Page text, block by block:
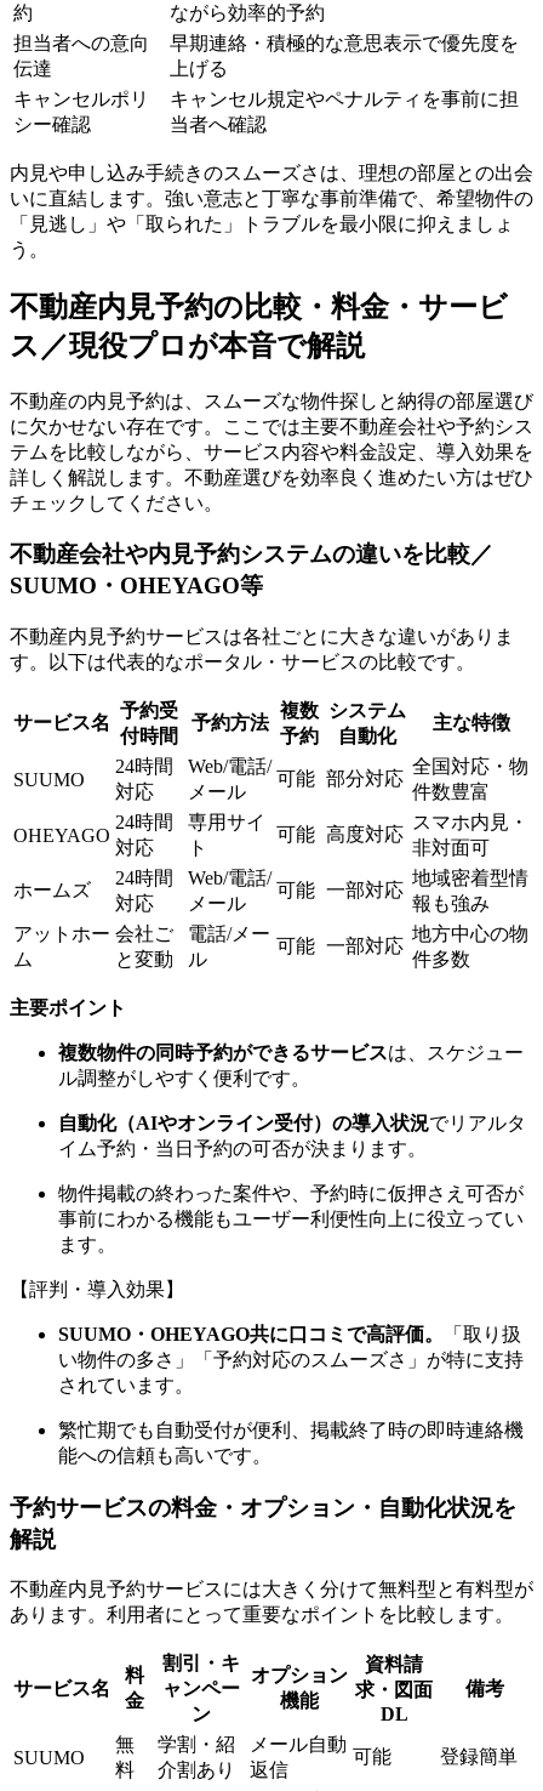
約
ながら効率的予約
担当者への意向
伝達
早期連絡・積極的な意思表示で優先度を
上げる
キャンセルポリ
シー確認
キャンセル規定やペナルティを事前に担
当者へ確認
内見や申し込み手続きのスムーズさは、理想の部屋との出会
いに直結します。強い意志と丁寧な事前準備で、希望物件の
「見逃し」や「取られた」トラブルを最小限に抑えましょ
う。
不動産内見予約の比較・料金・サービ
ス／現役プロが本音で解説
不動産の内見予約は、スムーズな物件探しと納得の部屋選び
に欠かせない存在です。ここでは主要不動産会社や予約シス
テムを比較しながら、サービス内容や料金設定、導入効果を
詳しく解説します。不動産選びを効率良く進めたい方はぜひ
チェックしてください。
不動産会社や内見予約システムの違いを比較／
SUUMO・OHEYAGO等
不動産内見予約サービスは各社ごとに大きな違いがありま
す。以下は代表的なポータル・サービスの比較です。
サービス名
予約受
付時間
予約方法
複数
予約
システム
自動化
主な特徴
SUUMO
24時間
対応
Web/電話/
メール
可能 部分対応
全国対応・物
件数豊富
OHEYAGO
24時間
対応
専用サイ
ト
可能 高度対応
スマホ内見・
非対面可
ホームズ
24時間
対応
Web/電話/
メール
可能 一部対応
地域密着型情
報も強み
アットホー
ム
会社ご
と変動
電話/メー
ル
可能 一部対応
地方中心の物
件多数
主要ポイント
複数物件の同時予約ができるサービスは、スケジュー
ル調整がしやすく便利です。
自動化（AIやオンライン受付）の導入状況でリアルタ
イム予約・当日予約の可否が決まります。
物件掲載の終わった案件や、予約時に仮押さえ可否が
事前にわかる機能もユーザー利便性向上に役立ってい
ます。
【評判・導入効果】
SUUMO・OHEYAGO共に口コミで高評価。
「取り扱
い物件の多さ」「予約対応のスムーズさ」が特に支持
されています。
繁忙期でも自動受付が便利、掲載終了時の即時連絡機
能への信頼も高いです。
予約サービスの料金・オプション・自動化状況を
解説
不動産内見予約サービスには大きく分けて無料型と有料型が
あります。利用者にとって重要なポイントを比較します。
サービス名
料
金
割引・キ
ャンペー
ン
オプション
機能
資料請
求・図面
DL
備考
SUUMO
無
料
学割・紹
介割あり
メール自動
返信
可能 登録簡単